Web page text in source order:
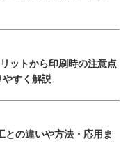
ットから印刷時の注意点
やすく解説
との違いや方法・応用ま